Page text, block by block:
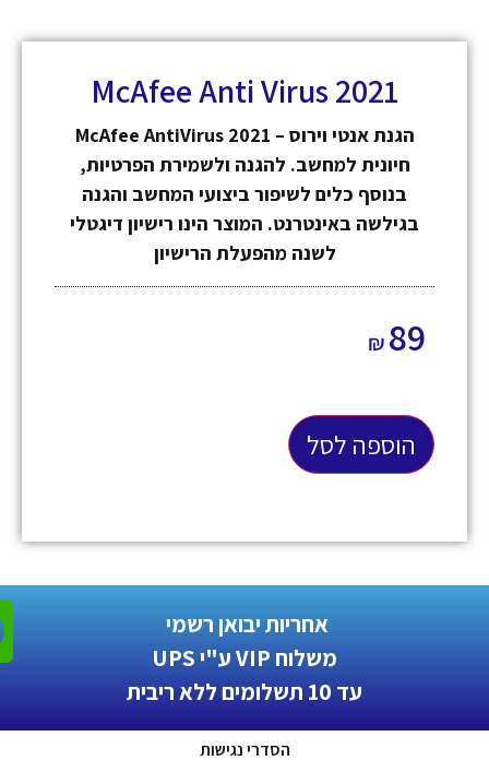
McAfee Anti Virus 2021
McAfee AntiVirus 2021 – הגנת אנטי וירוס
חיונית למחשב. להגנה ולשמירת הפרטיות,
בנוסף כלים לשיפור ביצועי המחשב והגנה
בגילשה באינטרנט. המוצר הינו רישיון דיגטלי
לשנה מהפעלת הרישיון
₪89
הוספה לסל
אחריות יבואן רשמי
משלוח VIP ע"י UPS
עד 10 תשלומים ללא ריבית
הסדרי נגישות